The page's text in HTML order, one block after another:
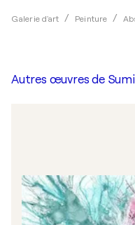
Galerie d'art Peinture
Autres œuvres de